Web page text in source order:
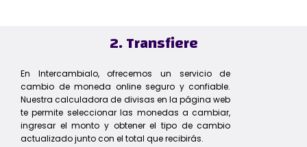
2. Transfiere
En Intercambialo, ofrecemos un servicio de
cambio de moneda online seguro y confiable.
Nuestra calculadora de divisas en la página web
te permite seleccionar las monedas a cambiar,
ingresar el monto y obtener el tipo de cambio
actualizado junto con el total que recibirás.